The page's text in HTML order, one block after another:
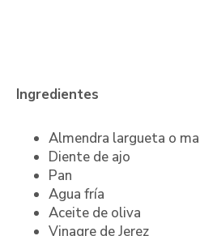
Ingredientes
Almendra largueta o
Diente de ajo
Pan
Agua fría
Aceite de oliva
Vinagre de Jerez